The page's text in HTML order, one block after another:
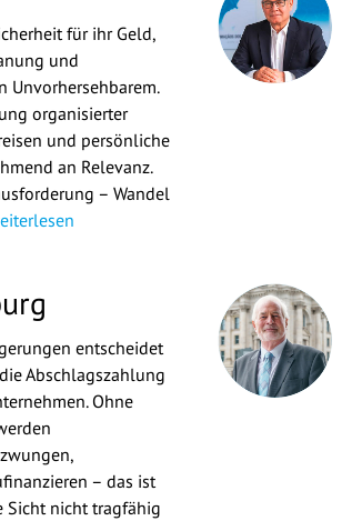
für ihr Geld,
und
Unvorhersehbarem.
organisierter
und persönliche
an Relevanz.
– Wandel
entscheidet
Abschlagszahlung
Ohne
– das ist
nicht tragfähig